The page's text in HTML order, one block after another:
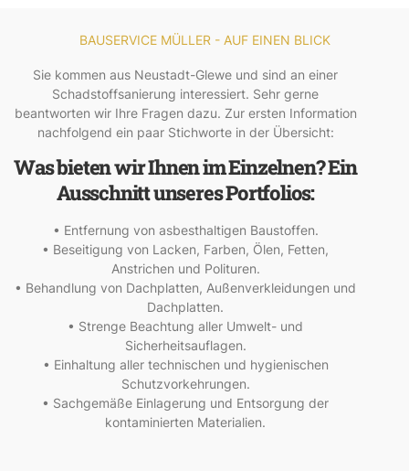
BAUSERVICE MÜLLER - AUF EINEN BLICK
Sie kommen aus Neustadt-Glewe und sind an einer
Schadstoffsanierung interessiert. Sehr gerne
beantworten wir Ihre Fragen dazu. Zur ersten Information
nachfolgend ein paar Stichworte in der Übersicht:
Was bieten wir Ihnen im Einzelnen? Ein
Ausschnitt unseres Portfolios:
• Entfernung von asbesthaltigen Baustoffen.
• Beseitigung von Lacken, Farben, Ölen, Fetten,
Anstrichen und Polituren.
• Behandlung von Dachplatten, Außenverkleidungen und
Dachplatten.
• Strenge Beachtung aller Umwelt- und
Sicherheitsauflagen.
• Einhaltung aller technischen und hygienischen
Schutzvorkehrungen.
• Sachgemäße Einlagerung und Entsorgung der
kontaminierten Materialien.